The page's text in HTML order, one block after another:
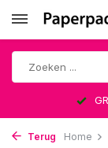
Terug Home